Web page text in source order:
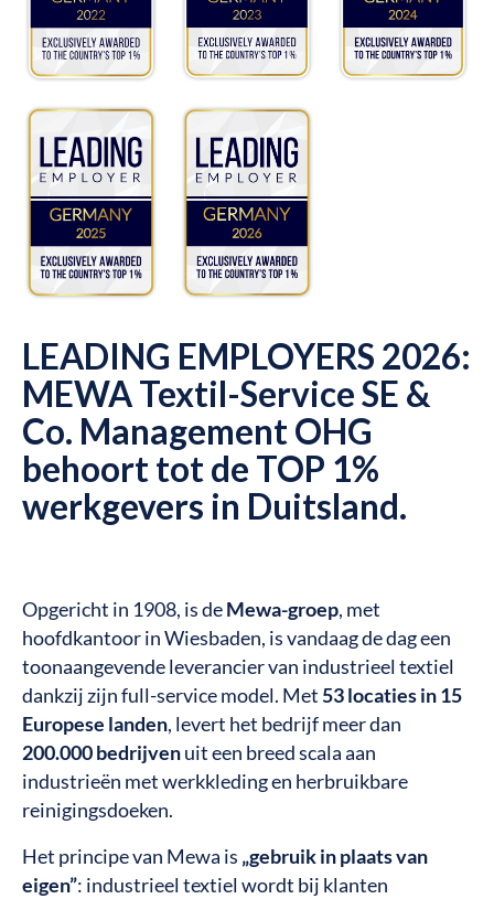
LEADING EMPLOYERS 2026:
MEWA Textil-Service SE &
Co. Management OHG
behoort tot de TOP 1%
werkgevers in Duitsland.
Opgericht in 1908, is deMewa-groep, met
hoofdkantoor in Wiesbaden, is vandaag de dag een
toonaangevende leverancier van industrieel textiel
dankzij zijn full-service model. Met53 locaties in 15
Europese landen, levert het bedrijf meer dan
200.000 bedrijvenuit een breed scala aan
industrieën met werkkleding en herbruikbare
reinigingsdoeken.
Het principe van Mewa is „gebruik in plaats van
eigen”: industrieel textiel wordt bij klanten